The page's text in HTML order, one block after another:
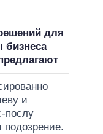
для
бизнеса
и
послу